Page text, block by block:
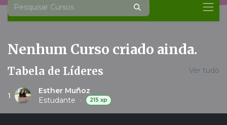
Ver tudo
Tabela de Líderes
1
Esther Muñoz
Estudante • 215 xp
Nenhum Curso criado ainda.